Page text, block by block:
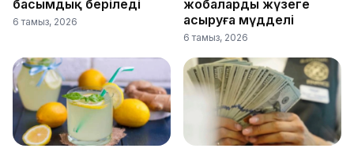
басымдық беріледі
6 тамыз, 2026
жобаларды жүзеге
асыруға мүдделі
6 тамыз, 2026